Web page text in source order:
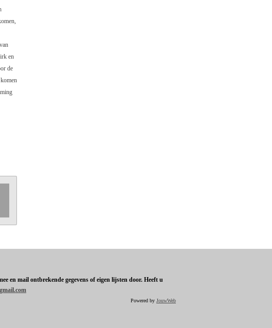
en
de
en mail ontbrekende gegevens of eigen lijsten door. Heeft u
Powered by JouwWeb